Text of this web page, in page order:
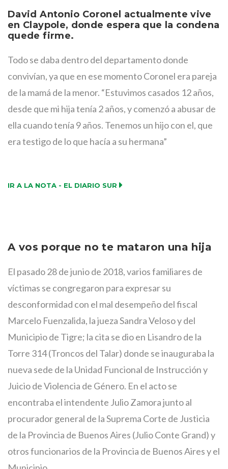
David Antonio Coronel actualmente vive
en Claypole, donde espera que la condena
quede firme.
Todo se daba dentro del departamento donde
convivían, ya que en ese momento Coronel era pareja
de la mamá de la menor. “Estuvimos casados 12 años,
desde que mi hija tenía 2 años, y comenzó a abusar de
ella cuando tenía 9 años. Tenemos un hijo con el, que
era testigo de lo que hacía a su hermana”
IR A LA NOTA - EL DIARIO SUR
A vos porque no te mataron una hija
El pasado 28 de junio de 2018, varios familiares de
víctimas se congregaron para expresar su
desconformidad con el mal desempeño del fiscal
Marcelo Fuenzalida, la jueza Sandra Veloso y del
Municipio de Tigre; la cita se dio en Lisandro de la
Torre 314 (Troncos del Talar) donde se inauguraba la
nueva sede de la Unidad Funcional de Instrucción y
Juicio de Violencia de Género. En el acto se
encontraba el intendente Julio Zamora junto al
procurador general de la Suprema Corte de Justicia
de la Provincia de Buenos Aires (Julio Conte Grand) y
otros funcionarios de la Provincia de Buenos Aires y el